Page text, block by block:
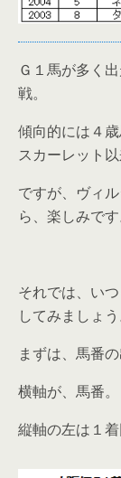
Ｇ１馬が多く
戦。
傾向的には４
スカーレット
ですが、ヴィ
ら、楽しみです
それでは、い
してみましょう
まずは、馬番の
横軸が、馬番。
縦軸の左は１